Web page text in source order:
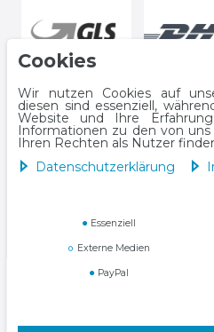
Cookies
Wir nutzen Cookies auf
diesen sind essenziell,
Website und Ihre
Informationen zu den von
Ihren Rechten als Nutzer
Daten­schutz­erklärung
Essenziell
Externe Medien
PayPal